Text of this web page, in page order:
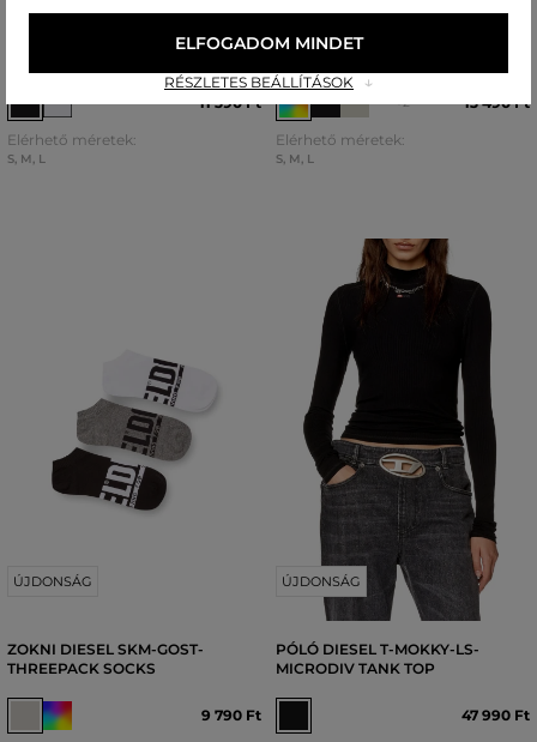
ZOKNI DIESEL SKM-D-ANKLE -9
11 390 Ft
Elérhető méretek:
S, M, L
ZOKNI DIESEL SKM-RAY-
+2 13 490 Ft
Elérhető méretek:
S, M, L
ÚJDONSÁG
ZOKNI DIESEL SKM-GOST-
THREEPACK SOCKS
9 790 Ft
ÚJDONSÁG
PÓLÓ DIESEL T-MOKKY-LS-
MICRODIV TANK TOP
47 990 Ft
RÉSZLETES BEÁLLÍTÁSOK
ELFOGADOM MINDET